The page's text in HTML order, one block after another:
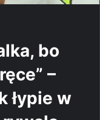
bo
–
łypie w